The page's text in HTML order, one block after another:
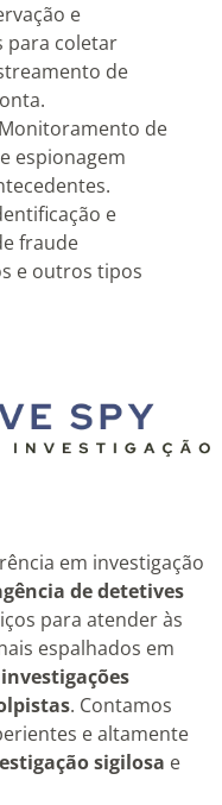
e
para coletar
de
de
espionagem
e
fraude
e outros tipos
em investigação
de detetives
para atender às
espalhados em
investigações
. Contamos
e altamente
sigilosa e